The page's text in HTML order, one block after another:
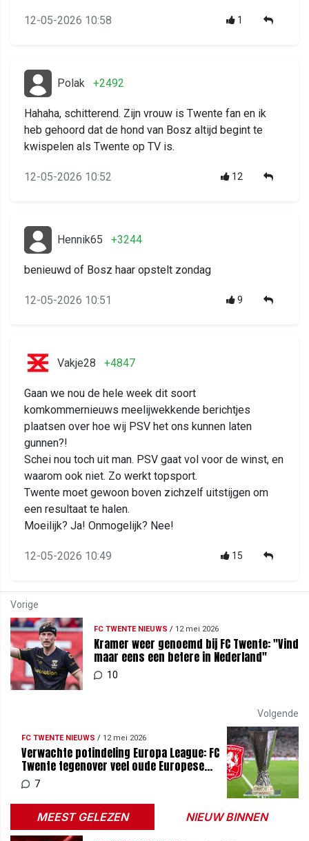
12-05-2026 10:58 1
Polak +2492
Hahaha, schitterend. Zijn vrouw is Twente fan en ik
heb gehoord dat de hond van Bosz altijd begint te
kwispelen als Twente op TV is.
12-05-2026 10:52 12
Hennik65 +3244
benieuwd of Bosz haar opstelt zondag
12-05-2026 10:51 9
Vakje28 +4847
Gaan we nou de hele week dit soort
komkommernieuws meelijwekkende berichtjes
plaatsen over hoe wij PSV het ons kunnen laten
gunnen?!
Schei nou toch uit man. PSV gaat vol voor de winst, en
waarom ook niet. Zo werkt topsport.
Twente moet gewoon boven zichzelf uitstijgen om
een resultaat te halen.
Moeilijk? Ja! Onmogelijk? Nee!
12-05-2026 10:49 15
Vorige
FC TWENTE NIEUWS / 12 mei 2026
Kramer weer genoemd bij FC Twente: "Vind
maar eens een betere in Nederland"
10
Volgende
FC TWENTE NIEUWS / 12 mei 2026
Verwachte potindeling Europa League: FC
Twente tegenover veel oude Europese
bekenden
7
MEEST GELEZEN NIEUW BINNEN